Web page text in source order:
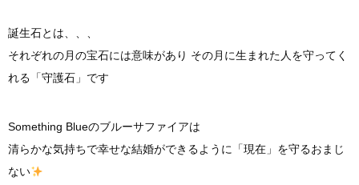
誕生石とは、、、
それぞれの月の宝石には意味があり その月に生まれた人を守ってく
れる「守護石」です
Something Blueのブルーサファイアは
清らかな気持ちで幸せな結婚ができるように「現在」を守るおまじ
ない